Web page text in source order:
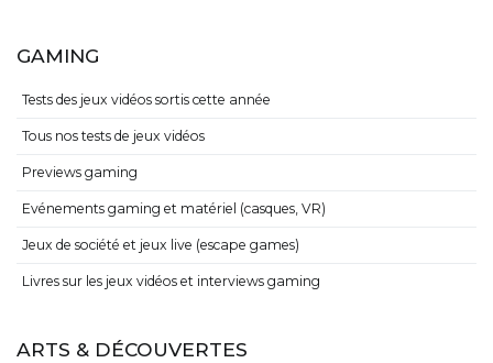
GAMING
Tests des jeux vidéos sortis cette année
Tous nos tests de jeux vidéos
Previews gaming
Evénements gaming et matériel (casques, VR)
Jeux de société et jeux live (escape games)
Livres sur les jeux vidéos et interviews gaming
ARTS & DÉCOUVERTES